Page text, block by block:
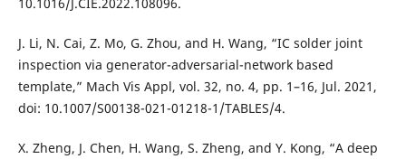
J. Li, N. Cai, Z. Mo, G. Zhou, and H. Wang, “IC solder joint
inspection via generator-adversarial-network based
template,” Mach Vis Appl, vol. 32, no. 4, pp. 1–16, Jul. 2021,
doi: 10.1007/S00138-021-01218-1/TABLES/4.
X. Zheng, J. Chen, H. Wang, S. Zheng, and Y. Kong, “A deep